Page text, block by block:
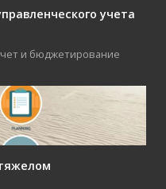
учета
и бюджетирование